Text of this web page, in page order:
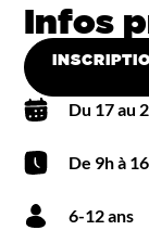
Infos
Du 17 au
De 9h à
6-12 ans